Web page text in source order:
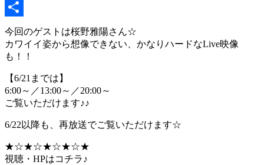
Copy
Link
共
有
今回のゲストは桜野雅陽さん☆
カワイイ姿から想像できない、かなりハードなLive映像
も！！
【6/21までは】
6:00～／13:00～／20:00～
ご覧いただけます♪♪
6/22以降も、再放送でご覧いただけます☆
★☆★☆★☆★☆★
視聴・HPはコチラ♪